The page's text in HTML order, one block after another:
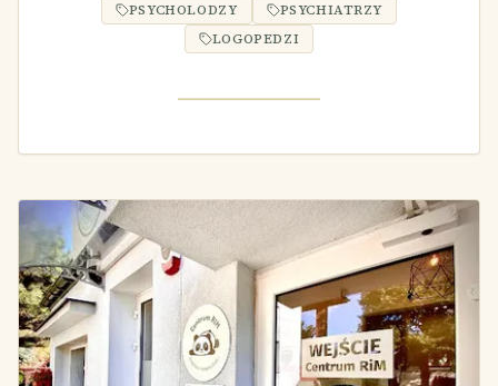
PSYCHOLODZY
PSYCHIATRZY
LOGOPEDZI